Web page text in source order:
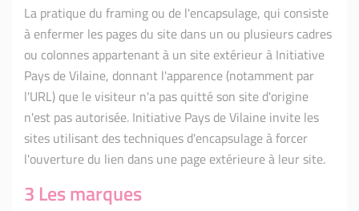
La pratique du framing ou de l'encapsulage, qui consiste
à enfermer les pages du site dans un ou plusieurs cadres
ou colonnes appartenant à un site extérieur à Initiative
Pays de Vilaine, donnant l'apparence (notamment par
l'URL) que le visiteur n'a pas quitté son site d'origine
n'est pas autorisée. Initiative Pays de Vilaine invite les
sites utilisant des techniques d'encapsulage à forcer
l'ouverture du lien dans une page extérieure à leur site.
3 Les marques